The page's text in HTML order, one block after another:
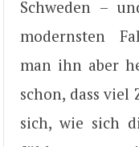
Schweden –
modernsten
man ihn aber
schon, dass
sich, wie sich